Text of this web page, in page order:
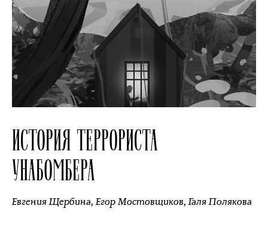
ИСТОРИЯ ТЕРРОРИСТА
УНАБОМБЕРА
Евгения Щербина,Егор Мостовщиков,Галя Полякова